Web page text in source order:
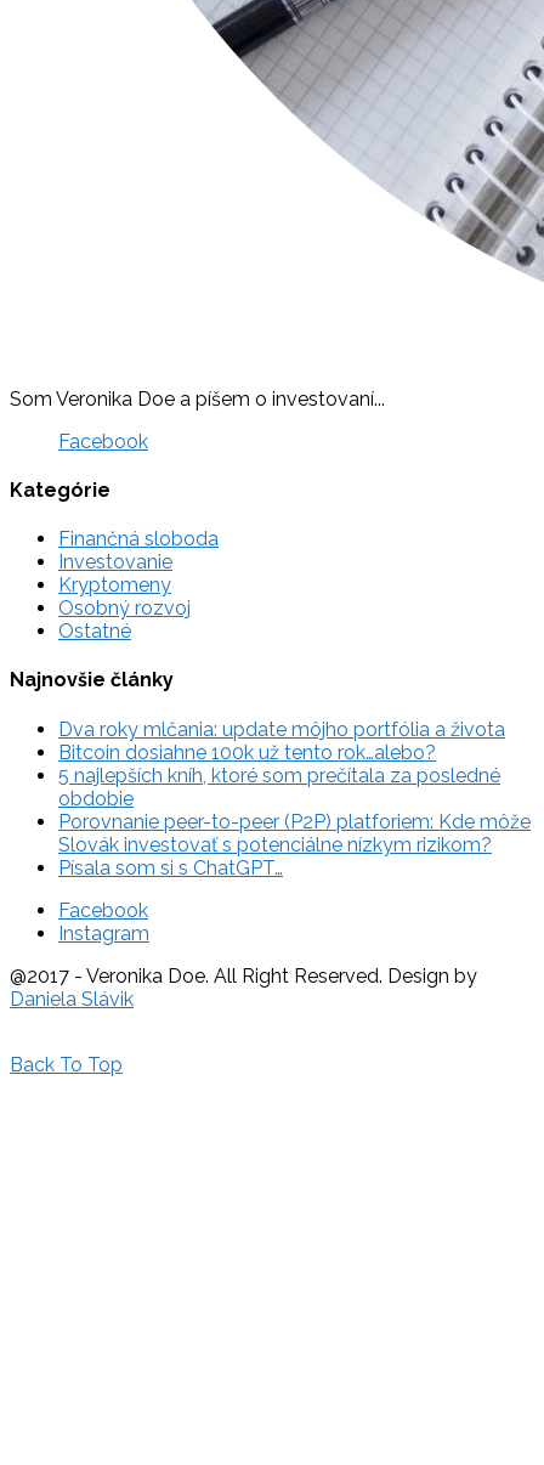
Som Veronika Doe a píšem o investovaní...
Facebook
Kategórie
Finančná sloboda
Investovanie
Kryptomeny
Osobný rozvoj
Ostatné
Najnovšie články
Dva roky mlčania: update môjho portfólia a života
Bitcoin dosiahne 100k už tento rok…alebo?
5 najlepších kníh, ktoré som prečítala za posledné
obdobie
Porovnanie peer-to-peer (P2P) platforiem: Kde môže
Slovák investovať s potenciálne nízkym rizikom?
Písala som si s ChatGPT…
Facebook
Instagram
@2017 - Veronika Doe. All Right Reserved. Design by
Daniela Slávik
Back To Top